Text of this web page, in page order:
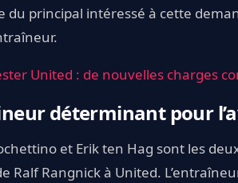
du principal intéressé à cette
United : de nouvelles charges
déterminant pour
et Erik ten Hag sont les
Ralf Rangnick à United.